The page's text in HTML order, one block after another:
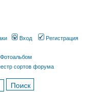
Вход Регистрация
Фотоальбом
сортов форума